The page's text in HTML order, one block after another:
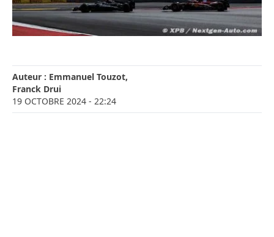
Auteur : Emmanuel Touzot,
Franck Drui
19 OCTOBRE 2024 - 22:24